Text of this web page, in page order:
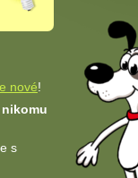
nové!
nikomu
s